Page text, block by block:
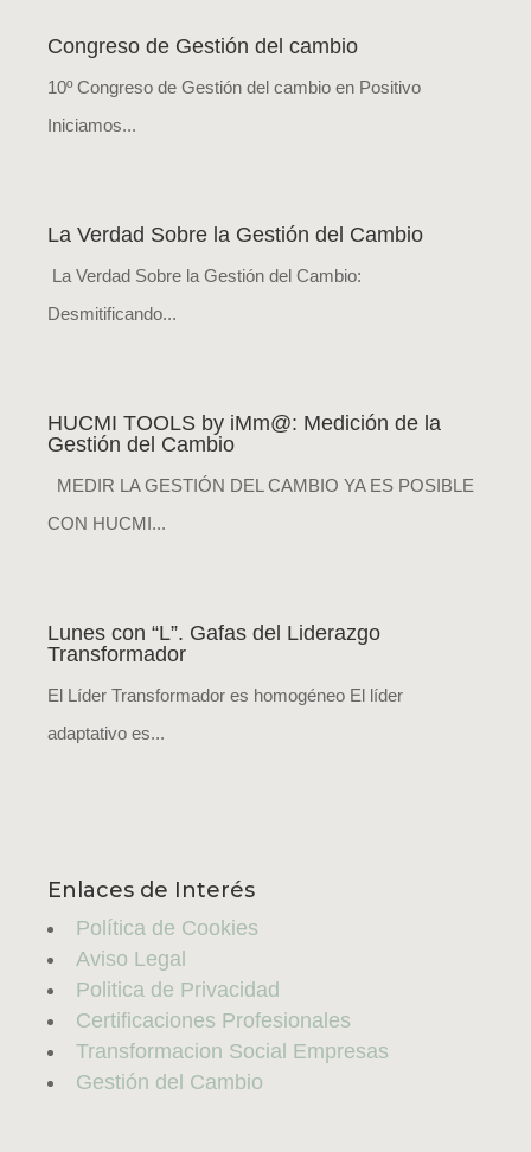
Congreso de Gestión del cambio
10º Congreso de Gestión del cambio en Positivo
Iniciamos...
La Verdad Sobre la Gestión del Cambio
La Verdad Sobre la Gestión del Cambio:
Desmitificando...
HUCMI TOOLS by iMm@: Medición de la
Gestión del Cambio
MEDIR LA GESTIÓN DEL CAMBIO YA ES POSIBLE
CON HUCMI...
Lunes con “L”. Gafas del Liderazgo
Transformador
El Líder Transformador es homogéneo El líder
adaptativo es...
Enlaces de Interés
Política de Cookies
Aviso Legal
Politica de Privacidad
Certificaciones Profesionales
Transformacion Social Empresas
Gestión del Cambio